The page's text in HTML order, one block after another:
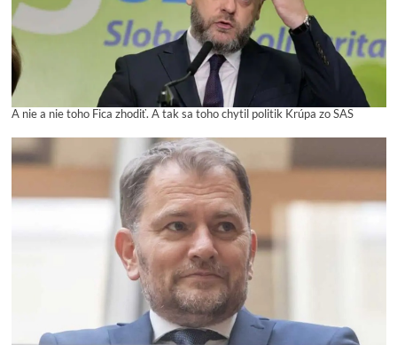
A nie a nie toho Fica zhodiť. A tak sa toho chytil politik Krúpa zo SAS